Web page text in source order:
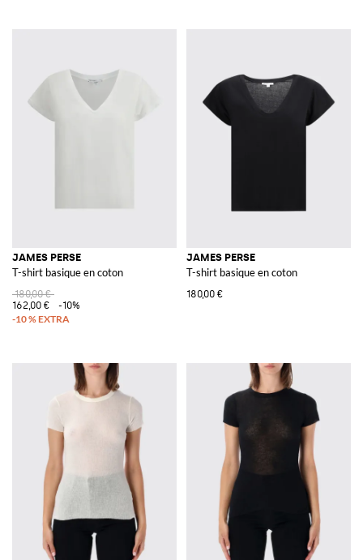
JAMES PERSE
T-shirt basique en coton
180,00 €
162,00 €
-10%
JAMES PERSE
T-shirt basique en coton
180,00 €